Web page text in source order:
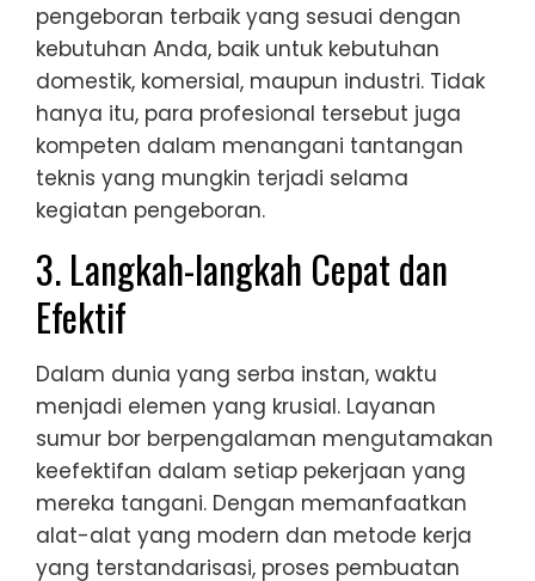
pengeboran terbaik yang sesuai dengan
kebutuhan Anda, baik untuk kebutuhan
domestik, komersial, maupun industri. Tidak
hanya itu, para profesional tersebut juga
kompeten dalam menangani tantangan
teknis yang mungkin terjadi selama
kegiatan pengeboran.
3. Langkah-langkah Cepat dan
Efektif
Dalam dunia yang serba instan, waktu
menjadi elemen yang krusial. Layanan
sumur bor berpengalaman mengutamakan
keefektifan dalam setiap pekerjaan yang
mereka tangani. Dengan memanfaatkan
alat-alat yang modern dan metode kerja
yang terstandarisasi, proses pembuatan